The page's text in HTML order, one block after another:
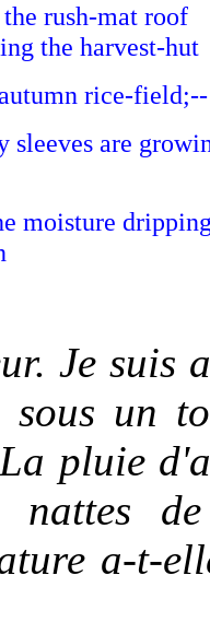
the rush-mat roof
the harvest-hut
rice-field;--
sleeves are
moisture
Je
un
pluie
nattes
a-t-